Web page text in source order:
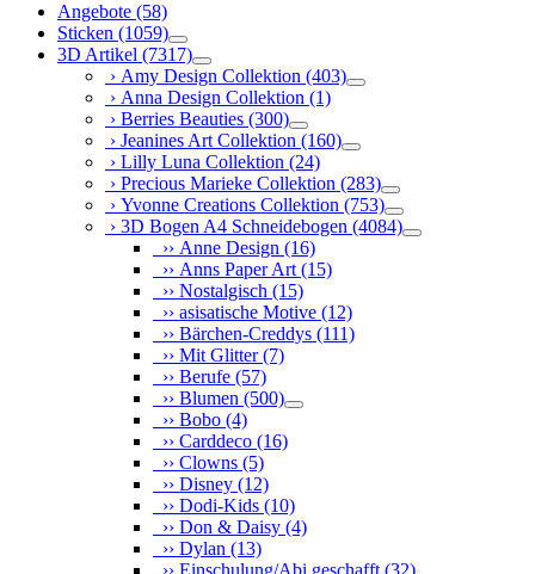
Angebote (58)
Sticken (1059)
3D Artikel (7317)
› Amy Design Collektion (403)
› Anna Design Collektion (1)
› Berries Beauties (300)
› Jeanines Art Collektion (160)
› Lilly Luna Collektion (24)
› Precious Marieke Collektion (283)
› Yvonne Creations Collektion (753)
› 3D Bogen A4 Schneidebogen (4084)
›› Anne Design (16)
›› Anns Paper Art (15)
›› Nostalgisch (15)
›› asisatische Motive (12)
›› Bärchen-Creddys (111)
›› Mit Glitter(7)
›› Berufe (57)
›› Blumen (500)
›› Bobo (4)
›› Carddeco (16)
›› Clowns (5)
›› Disney (12)
›› Dodi-Kids (10)
›› Don & Daisy (4)
›› Dylan (13)